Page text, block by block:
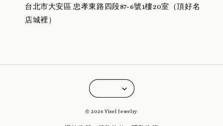
台北市大安區 忠孝東路四段87-6號1樓20室（頂好名
店城裡）
© 2026 Visel Jewelry